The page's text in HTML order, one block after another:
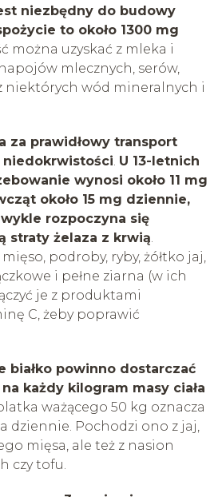
niezbędny do budowy
to około 1300 mg
można uzyskać z mleka i
mlecznych, serów,
niektórych wód mineralnych i
za prawidłowy transport
. U 13-letnich
wynosi około 11 mg
około 15 mg dziennie,
rozpoczyna się
straty żelaza z krwią.
podroby, ryby, żółtko jaj,
i pełne ziarna (w ich
je z produktami
C, żeby poprawić
białko powinno dostarczać
każdy kilogram masy ciała
ważącego 50 kg oznacza
dziennie. Pochodzi ono z jaj,
mięsa, ale też z nasion
czy tofu.